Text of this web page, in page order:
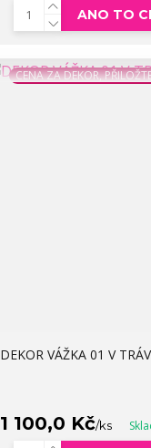
ANO TO
CENA ZA DEKOR,
DEKOR VÁŽKA 01 V
1 100,0 Kč/ks